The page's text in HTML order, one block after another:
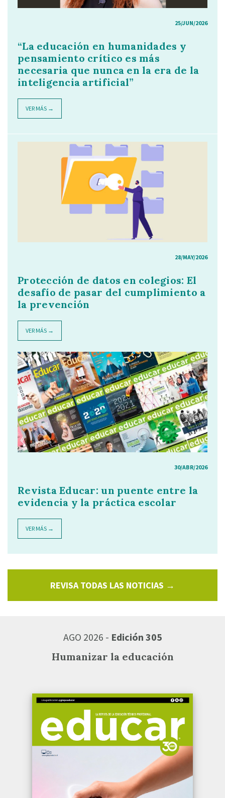
25/JUN/2026
“La educación en humanidades y
pensamiento crítico es más
necesaria que nunca en la era de la
inteligencia artificial”
VER MÁS →
28/MAY/2026
Protección de datos en colegios: El
desafío de pasar del cumplimiento a
la prevención
VER MÁS →
30/ABR/2026
Revista Educar: un puente entre la
evidencia y la práctica escolar
VER MÁS →
REVISA TODAS LAS NOTICIAS →
AGO 2026 - Edición 305
Humanizar la educación